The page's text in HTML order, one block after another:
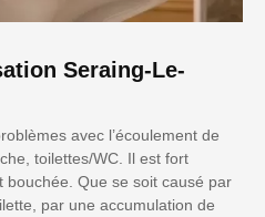
Seraing-Le-
avec l’écoulement de
toilettes/WC. Il est fort
bouchée. Que se soit causé par
par une accumulation de